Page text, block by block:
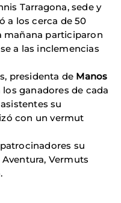
Tarragona, sede y
a los cerca de 50
mañana participaron
a las inclemencias
presidenta de Manos
ganadores de cada
su
con un vermut
su
Vermuts